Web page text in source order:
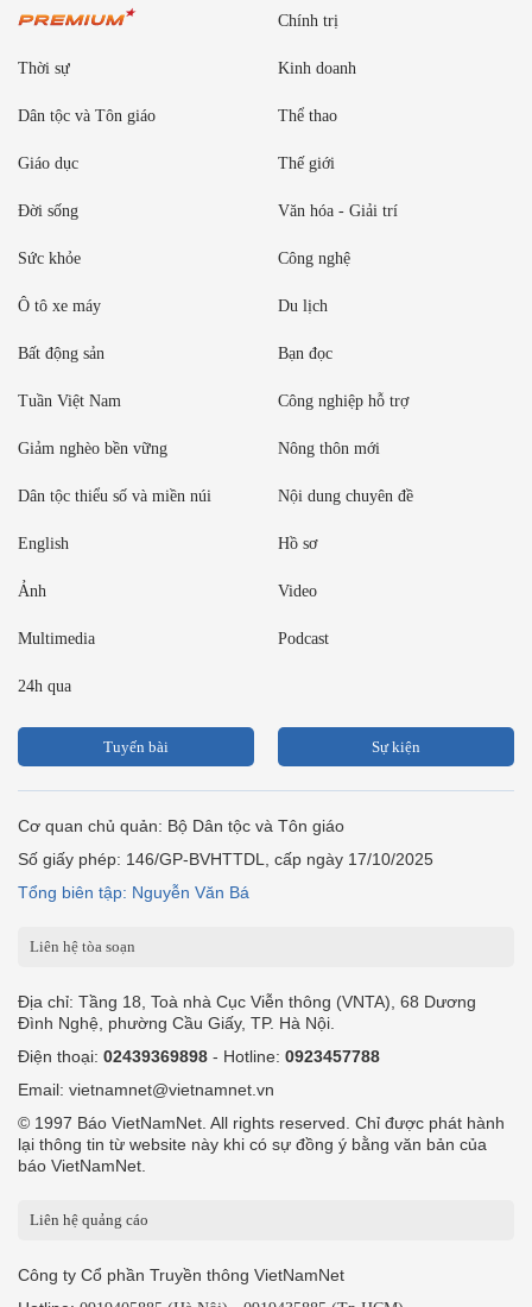
Chính trị
Thời sự Kinh doanh
Dân tộc và Tôn giáo Thể thao
Giáo dục Thế giới
Đời sống Văn hóa - Giải trí
Sức khỏe Công nghệ
Ô tô xe máy Du lịch
Bất động sản Bạn đọc
Tuần Việt Nam Công nghiệp hỗ trợ
Giảm nghèo bền vững Nông thôn mới
Dân tộc thiểu số và miền núi Nội dung chuyên đề
English Hồ sơ
Ảnh Video
Multimedia Podcast
24h qua
Tuyến bài Sự kiện
Cơ quan chủ quản: Bộ Dân tộc và Tôn giáo
Số giấy phép: 146/GP-BVHTTDL, cấp ngày 17/10/2025
Tổng biên tập: Nguyễn Văn Bá
Liên hệ tòa soạn
Địa chỉ: Tầng 18, Toà nhà Cục Viễn thông (VNTA), 68 Dương
Đình Nghệ, phường Cầu Giấy, TP. Hà Nội.
Điện thoại: 02439369898 - Hotline: 0923457788
Email: vietnamnet@vietnamnet.vn
© 1997 Báo VietNamNet. All rights reserved. Chỉ được phát hành
lại thông tin từ website này khi có sự đồng ý bằng văn bản của
báo VietNamNet.
Liên hệ quảng cáo
Công ty Cổ phần Truyền thông VietNamNet